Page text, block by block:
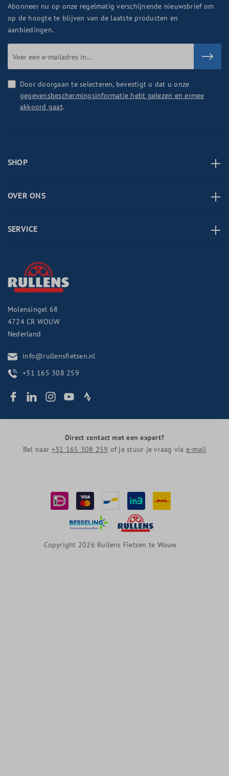
Abonneer nu op onze regelmatig verschijnende nieuwsbrief om
op de hoogte te blijven van de laatste producten en
aanbiedingen.
Door doorgaan te selecteren, bevestigt u dat u onze
gegevensbeschermingsinformatie hebt gelezen en ermee
akkoord gaat.
SHOP
OVER ONS
SERVICE
Molensingel 68
4724 CR WOUW
Nederland
info@rullensfietsen.nl
+31 165 308 259
Direct contact met een expert?
Bel naar +31 165 308 259 of je stuur je vraag via e-mail
Copyright 2026 Rullens Fietsen te Wouw